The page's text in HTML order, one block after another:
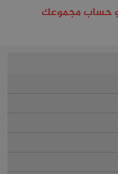
و حساب مجموعك